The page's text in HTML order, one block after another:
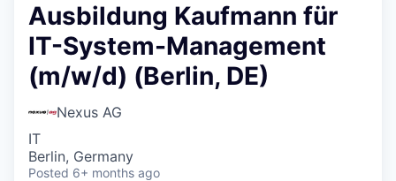
Ausbildung Kaufmann für
IT-System-Management
(m/w/d) (Berlin, DE)
Nexus AG
IT
Berlin, Germany
Posted 6+ months ago